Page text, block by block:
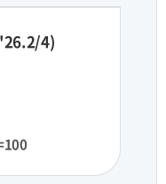
4)